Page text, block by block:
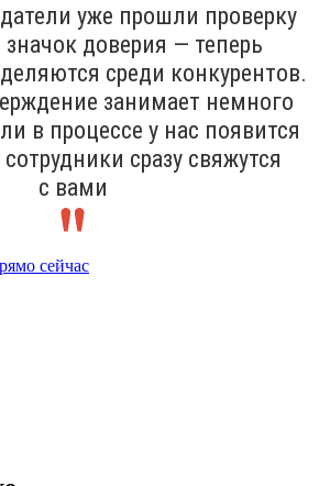
уже прошли проверку
доверия — теперь
среди конкурентов.
занимает немного
в процессе у нас появится
сразу свяжутся
с вами
сейчас